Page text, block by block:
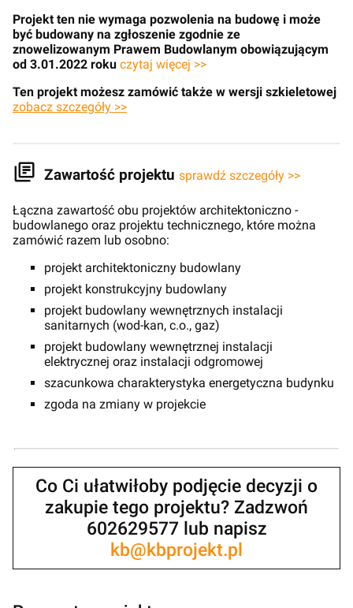
Projekt ten nie wymaga pozwolenia na budowę i może
być budowany na zgłoszenie zgodnie ze
znowelizowanym Prawem Budowlanym obowiązującym
od 3.01.2022 roku czytaj więcej >>
Ten projekt możesz zamówić także w wersji szkieletowej
zobacz szczegóły >>
Zawartość projektu sprawdź szczegóły >>
Łączna zawartość obu projektów architektoniczno -
budowlanego oraz projektu technicznego, które można
zamówić razem lub osobno:
projekt architektoniczny budowlany
projekt konstrukcyjny budowlany
projekt budowlany wewnętrznych instalacji
sanitarnych (wod-kan, c.o., gaz)
projekt budowlany wewnętrznej instalacji
elektrycznej oraz instalacji odgromowej
szacunkowa charakterystyka energetyczna budynku
zgoda na zmiany w projekcie
Co Ci ułatwiłoby podjęcie decyzji o
zakupie tego projektu? Zadzwoń
602629577 lub napisz
kb@kbprojekt.pl